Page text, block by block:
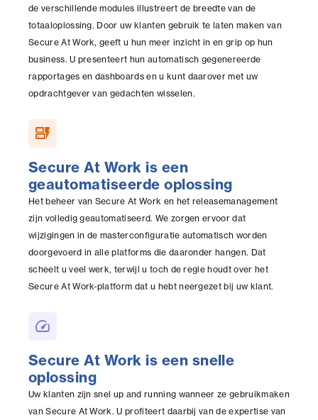
de verschillende modules illustreert de breedte van de
totaaloplossing. Door uw klanten gebruik te laten maken van
Secure At Work, geeft u hun meer inzicht in en grip op hun
business. U presenteert hun automatisch gegenereerde
rapportages en dashboards en u kunt daarover met uw
opdrachtgever van gedachten wisselen.
dynamic_form
Secure At Work is een
geautomatiseerde oplossing
Het beheer van Secure At Work en het releasemanagement
zijn volledig geautomatiseerd. We zorgen ervoor dat
wijzigingen in de masterconfiguratie automatisch worden
doorgevoerd in alle platforms die daaronder hangen. Dat
scheelt u veel werk, terwijl u toch de regie houdt over het
Secure At Work-platform dat u hebt neergezet bij uw klant.
Speed
Secure At Work is een snelle
oplossing
Uw klanten zijn snel up and running wanneer ze gebruikmaken
van Secure At Work. U profiteert daarbij van de expertise van